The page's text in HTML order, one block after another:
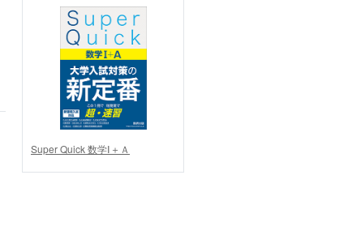
Super Quick 数学Ⅰ＋Ａ